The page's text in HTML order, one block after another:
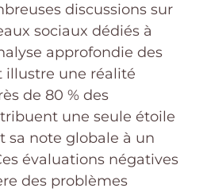
discussions sur
sociaux dédiés à
approfondie des
illustre une réalité
de 80 % des
une seule étoile
sa note globale à un
évaluations négatives
des problèmes